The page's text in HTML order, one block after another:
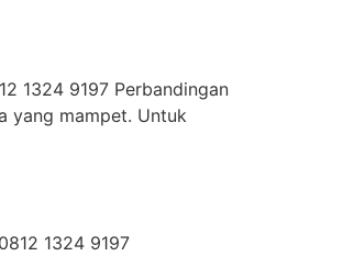
1324 9197 Perbandingan
yang mampet. Untuk
1324 9197